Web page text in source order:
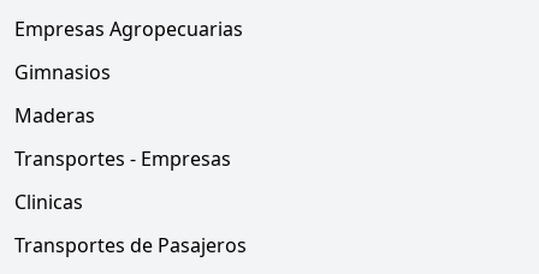
Empresas Agropecuarias
Gimnasios
Maderas
Transportes - Empresas
Clinicas
Transportes de Pasajeros